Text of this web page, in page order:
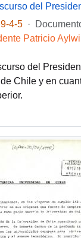
4-5 ·
Patricio
del
Chile y en